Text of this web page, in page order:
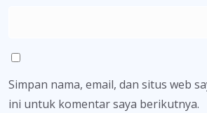
Simpan nama, email, dan situs web
ini untuk komentar saya berikutnya.